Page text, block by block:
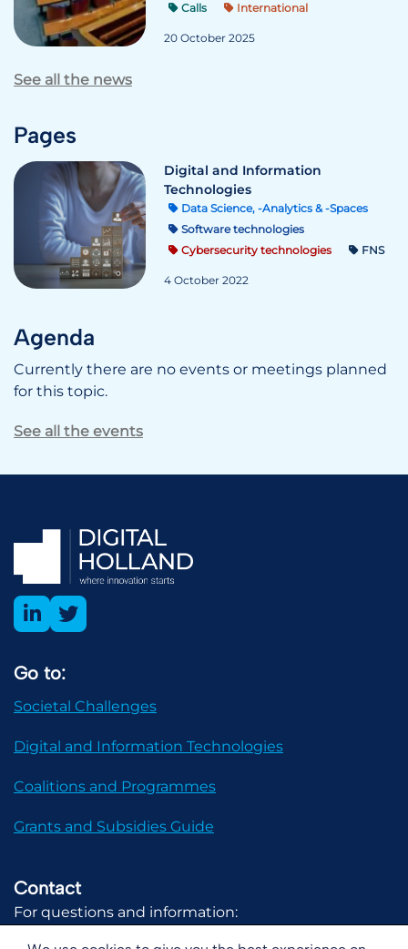
Calls
International
20 October 2025
See all the news
Pages
Digital and Information
Technologies
Data Science, -Analytics & -Spaces
Software technologies
Cybersecurity technologies
FNS
4 October 2022
Agenda
Currently there are no events or meetings planned
for this topic.
See all the events
Go to:
Societal Challenges
Digital and Information Technologies
Coalitions and Programmes
Grants and Subsidies Guide
Contact
For questions and information: